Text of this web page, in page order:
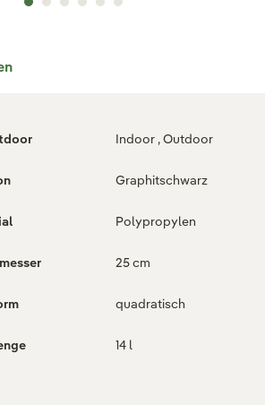
Indoor , Outdoor
Graphitschwarz
Polypropylen
25 cm
quadratisch
14 l